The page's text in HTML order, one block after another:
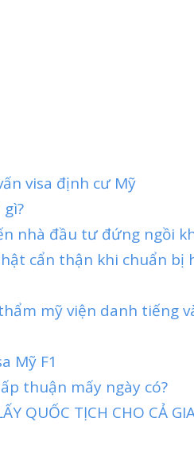
visa định cư Mỹ
nhà đầu tư đứng ngồi
cẩn thận khi chuẩn bị
mỹ viện danh tiếng
Mỹ F1
thuận mấy ngày có?
QUỐC TỊCH CHO CẢ